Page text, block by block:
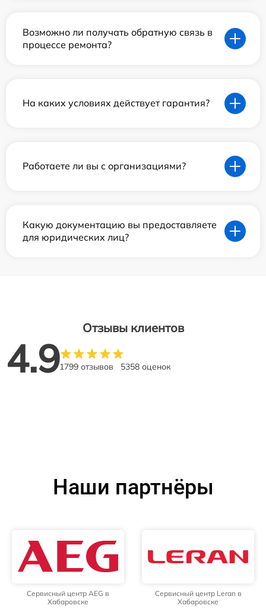
Возможно ли получать обратную связь в
процессе ремонта?
На каких условиях действует гарантия?
Работаете ли вы с организациями?
Какую документацию вы предоставляете
для юридических лиц?
Отзывы клиентов
4.91799 отзывов 5358 оценок
Наши партнёры
Сервисный центр AEG в
Хабаровске
Сервисный центр Leran в
Хабаровске